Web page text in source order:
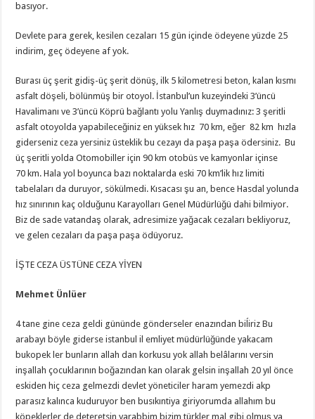
basıyor.
Devlete para gerek, kesilen cezaları 15 gün içinde ödeyene yüzde 25
indirim, geç ödeyene af yok.
Burası üç şerit gidiş-üç şerit dönüş, ilk 5 kilometresi beton, kalan kısmı
asfalt döşeli, bölünmüş bir otoyol. İstanbul’un kuzeyindeki 3’üncü
Havalimanı ve 3’üncü Köprü bağlantı yolu Yanlış duymadınız: 3 şeritli
asfalt otoyolda yapabileceğiniz en yüksek hız 70 km, eğer 82 km hızla
giderseniz ceza yersiniz üsteklik bu cezayı da paşa paşa ödersiniz. Bu
üç şeritli yolda Otomobiller için 90 km otobüs ve kamyonlar içinse
70 km. Hala yol boyunca bazı noktalarda eski 70 km’lik hız limiti
tabelaları da duruyor, sökülmedi. Kısacası şu an, bence Hasdal yolunda
hız sınırının kaç olduğunu Karayolları Genel Müdürlüğü dahi bilmiyor.
Biz de sade vatandaş olarak, adresimize yağacak cezaları bekliyoruz,
ve gelen cezaları da paşa paşa ödüyoruz.
İŞTE CEZA ÜSTÜNE CEZA YİYEN
Mehmet Ünlüer
4 tane gine ceza geldi gününde gönderseler enazından biĺiriz Bu
arabayı böyle giderse istanbul il emliyet müdürlüğünde yakacam
bukopek ler bunların allah dan korkusu yok allah belâlarını versin
inşallah çocuklarının boğazından kan olarak gelsin inşallah 20 yıl önce
eskiden hiç ceza gelmezdi devlet yöneticiler haram yemezdi akp
parasız kalınca kuduruyor ben busıkıntiya giriyorumda allahım bu
köpeklerler de deteretsin yarabbim bizim türkler mal gibi olmuş ya